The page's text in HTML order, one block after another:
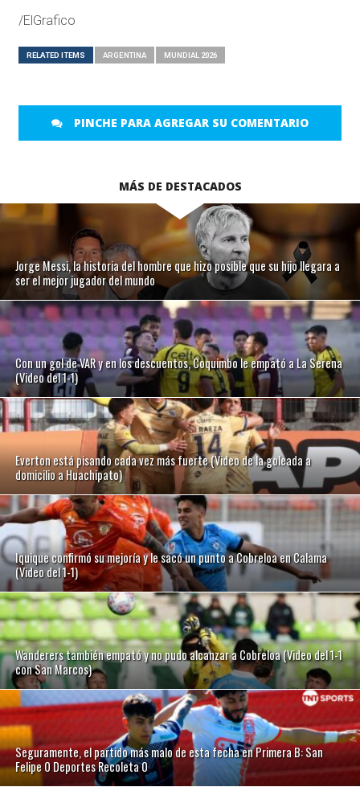
/ElGrafico
RELATED ITEMS ARGENTINA MUNDIAL 2026
PINCHE PARA AGREGAR SU COMENTARIO
MÁS DE DESTACADOS
Jorge Messi, la historia del hombre que hizo posible que su hijo llegara a
ser el mejor jugador del mundo
Con un gol de VAR y en los descuentos, Coquimbo le empató a La Serena
(Video del 1-1)
Everton está pisando cada vez más fuerte (Video de la goleada a
domicilio a Huachipato)
Iquique confirmó su mejoría y le sacó un punto a Cobreloa en Calama
(Video del 1-1)
Wanderers también empató y no pudo alcanzar a Cobreloa (Video del 1-1
con San Marcos)
Seguramente, el partido más malo de esta fecha en Primera B: San
Felipe 0 Deportes Recoleta 0